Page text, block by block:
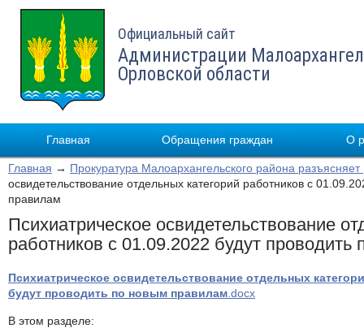
Официальный сайт
Администрации
Орловской области
Главная Обращения граждан О
Главная → Прокуратура Малоархангельского района разъясняет
освидетельствование отдельных категорий работников с
правилам
Психиатрическое освидетельствование
работников с 01.09.2022 будут
Психиатрическое освидетельствование отдельных
будут проводить по новым правилам .docx
В этом разделе: